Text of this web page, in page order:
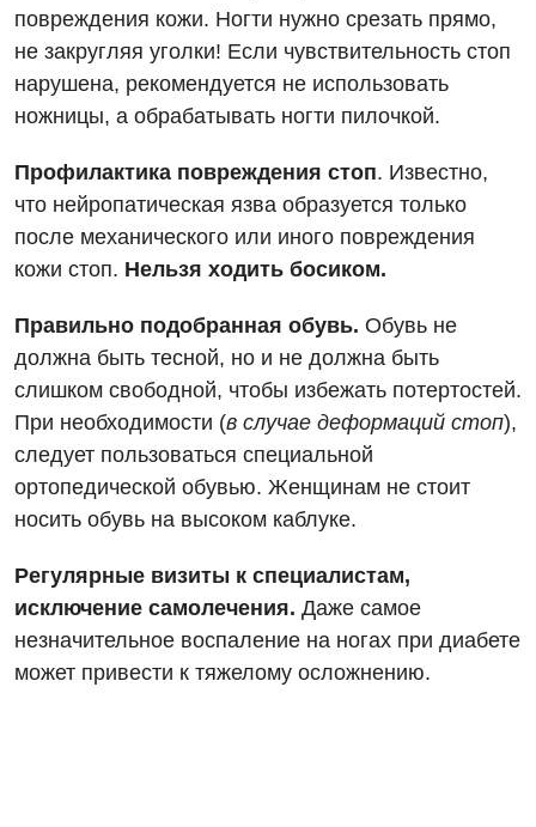
повреждения кожи. Ногти нужно срезать прямо,
не закругляя уголки! Если чувствительность стоп
нарушена, рекомендуется не использовать
ножницы, а обрабатывать ногти пилочкой.
Профилактика повреждения стоп. Известно,
что нейропатическая язва образуется только
после механического или иного повреждения
кожи стоп. Нельзя ходить босиком.
Правильно подобранная обувь. Обувь не
должна быть тесной, но и не должна быть
слишком свободной, чтобы избежать потертостей.
При необходимости (в случае деформаций стоп),
следует пользоваться специальной
ортопедической обувью. Женщинам не стоит
носить обувь на высоком каблуке.
Регулярные визиты к специалистам,
исключение самолечения. Даже самое
незначительное воспаление на ногах при диабете
может привести к тяжелому осложнению.